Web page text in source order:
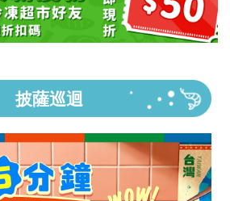
披薩巡迴